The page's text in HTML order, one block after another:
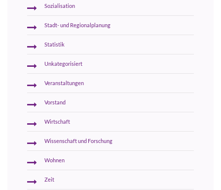
Sozialisation
Stadt- und Regionalplanung
Statistik
Unkategorisiert
Veranstaltungen
Vorstand
Wirtschaft
Wissenschaft und Forschung
Wohnen
Zeit